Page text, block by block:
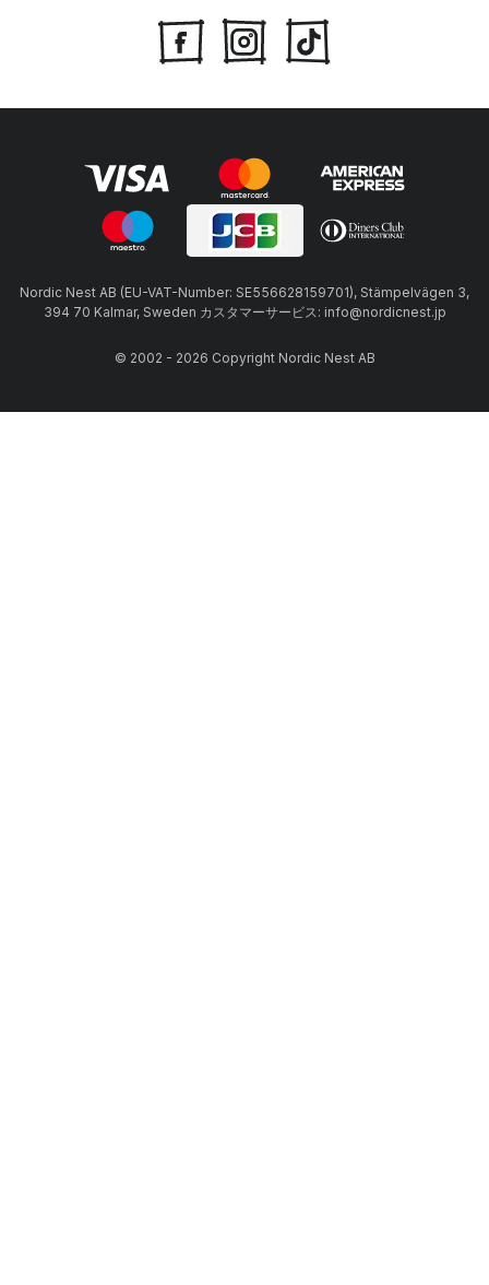
Nordic Nest AB (EU-VAT-Number: SE556628159701), Stämpelvägen 3,
394 70 Kalmar, Sweden カスタマーサービス: info@nordicnest.jp
© 2002 - 2026 Copyright Nordic Nest AB